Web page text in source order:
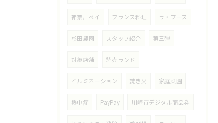
神奈川ペイ フランス料理 ラ・プース
杉田農園 スタッフ紹介 第三弾
対象店舗 読売ランド
イルミネーション 焚き火 家庭菜園
熱中症 PayPay 川崎市デジタル商品券